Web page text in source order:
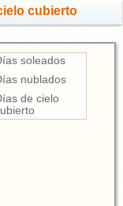
cubierto
soleados
nublados
de cielo